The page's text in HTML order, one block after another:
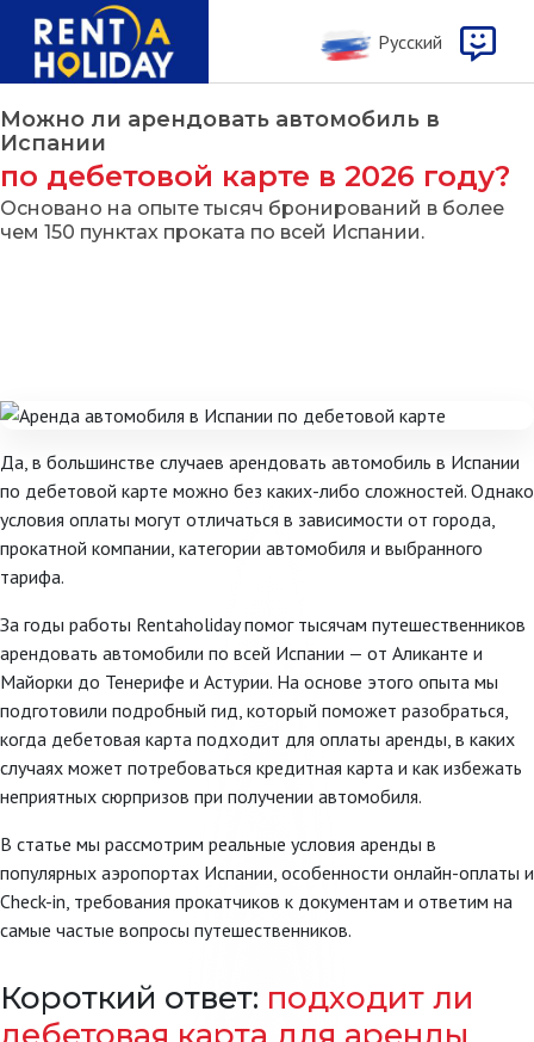
Русcкий
Можно ли арендовать автомобиль в
Испании
по дебетовой карте в 2026 году?
Основано на опыте тысяч бронирований в более
чем 150 пунктах проката по всей Испании.
Да, в большинстве случаев арендовать автомобиль в Испании
по дебетовой карте можно без каких-либо сложностей. Однако
условия оплаты могут отличаться в зависимости от города,
прокатной компании, категории автомобиля и выбранного
тарифа.
За годы работы Rentaholiday помог тысячам путешественников
арендовать автомобили по всей Испании — от Аликанте и
Майорки до Тенерифе и Астурии. На основе этого опыта мы
подготовили подробный гид, который поможет разобраться,
когда дебетовая карта подходит для оплаты аренды, в каких
случаях может потребоваться кредитная карта и как избежать
неприятных сюрпризов при получении автомобиля.
В статье мы рассмотрим реальные условия аренды в
популярных аэропортах Испании, особенности онлайн-оплаты и
Check-in, требования прокатчиков к документам и ответим на
самые частые вопросы путешественников.
Короткий ответ: подходит ли